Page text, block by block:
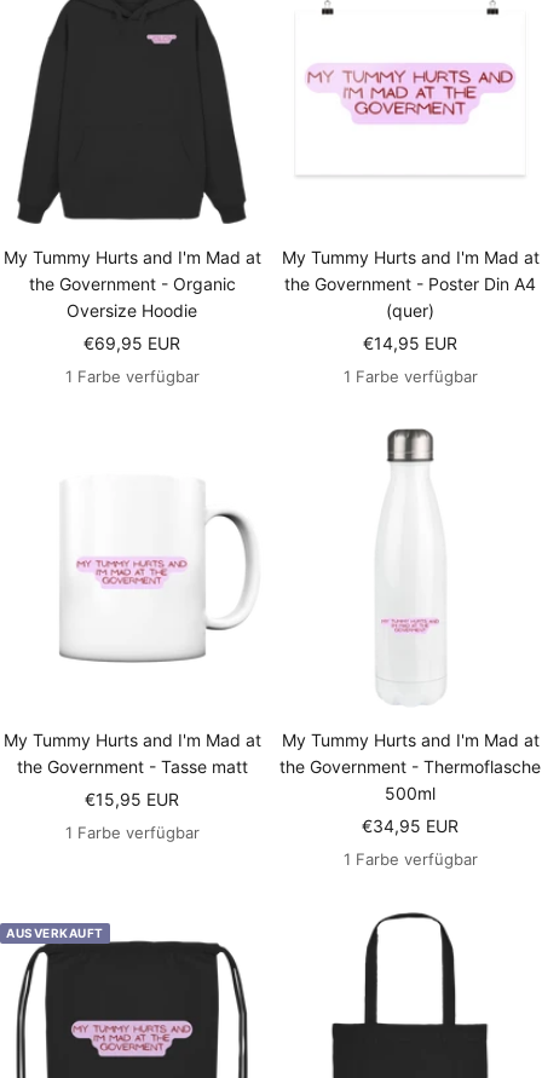
My Tummy Hurts and I'm Mad at
the Government - Organic
Oversize Hoodie
Angebotspreis
€69,95 EUR
1 Farbe verfügbar
My Tummy Hurts and I'm Mad at
the Government - Poster Din A4
(quer)
Angebotspreis
€14,95 EUR
1 Farbe verfügbar
My Tummy Hurts and I'm Mad at
the Government - Tasse matt
Angebotspreis
€15,95 EUR
1 Farbe verfügbar
My Tummy Hurts and I'm Mad at
the Government - Thermoflasche
500ml
Angebotspreis
€34,95 EUR
1 Farbe verfügbar
AUSVERKAUFT